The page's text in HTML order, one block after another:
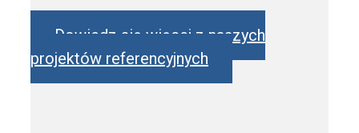
Dowiedz się więcej z naszych
projektów referencyjnych